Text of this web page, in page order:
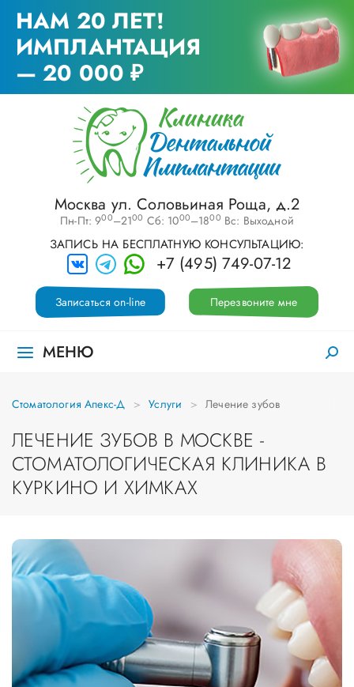
НАМ 20 ЛЕТ!
ИМПЛАНТАЦИЯ
— 20 000 ₽
Москва ул. Соловьиная Роща, д.2
Пн-Пт: 900–2100 Сб: 1000–1800 Вс: Выходной
ЗАПИСЬ НА БЕСПЛАТНУЮ КОНСУЛЬТАЦИЮ:
+7 (495) 749-07-12
Перезвоните мне
Записаться on-line
МЕНЮ
Стоматология Апекс-Д Услуги Лечение зубов
ЛЕЧЕНИЕ ЗУБОВ В МОСКВЕ -
СТОМАТОЛОГИЧЕСКАЯ КЛИНИКА В
КУРКИНО И ХИМКАХ